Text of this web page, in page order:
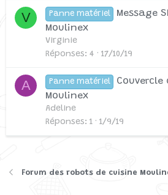
V Panne matériel
Message
Moulinex
Virginie
Réponses
4 17/10/19
A Panne matériel
Moulinex
Adeline
Réponses
1 1/9/19
Forum des robots de cuisine